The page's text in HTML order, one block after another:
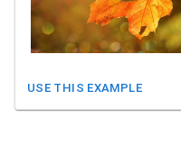
USE THIS EXAMPLE